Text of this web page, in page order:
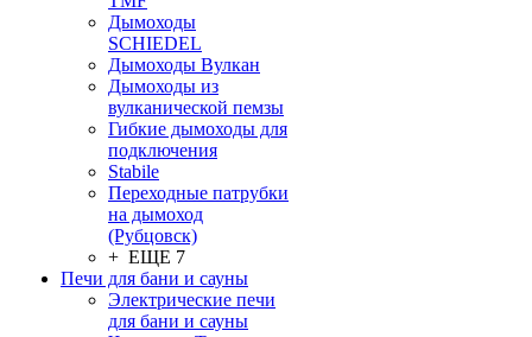
Дымоходы
SCHIEDEL
Дымоходы Вулкан
Дымоходы из
вулканической пемзы
Гибкие дымоходы для
подключения
Stabile
Переходные патрубки
на дымоход
(Рубцовск)
+ ЕЩЕ 7
Печи для бани и сауны
Электрические печи
для бани и сауны